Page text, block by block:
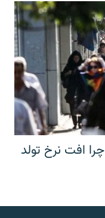
افت نرخ تولد